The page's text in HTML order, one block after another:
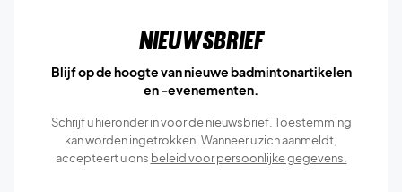
Nieuwsbrief
Blijf op de hoogte van nieuwe badmintonartikelen
en -evenementen.
Schrijf u hieronder in voor de nieuwsbrief. Toestemming
kan worden ingetrokken. Wanneer u zich aanmeldt,
accepteert u ons beleid voor persoonlijke gegevens.